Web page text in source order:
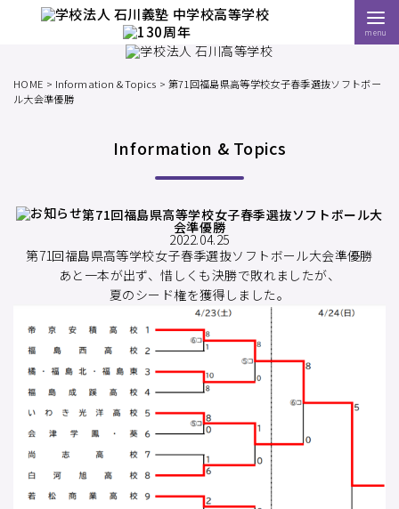
menu
HOME Information & Topics
第71回福島県高等学校女子春季選抜ソフトボー
ル大会準優勝
Information & Topics
第71回福島県高等学校女子春季選抜ソフトボール大
会準優勝
2022.04.25
第71回福島県高等学校女子春季選抜ソフトボール大会準優勝
あと一本が出ず、惜しくも決勝で敗れましたが、
夏のシード権を獲得しました。